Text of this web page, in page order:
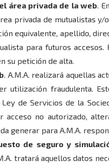
área privada de la web.
privada de mutualistas
equivalente, apellido,
para futuros
su petición de alta.
. A.M.A. realizará aquellas
utilización fraudulenta.
de Servicios de la
acceso no autorizado,
generar para A.M.A.
de seguro y
tratará aquellos datos